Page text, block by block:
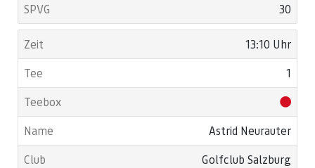
30
13:10 Uhr
1
Astrid Neurauter
Golfclub Salzburg